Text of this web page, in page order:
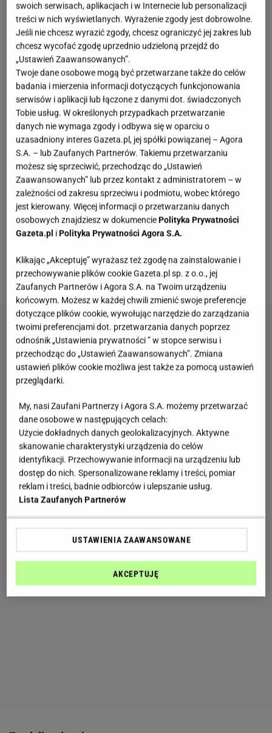
Wekowanie to proces pasteryzacji żywności. Dzięki
niemu można przedłużyć przydatność do spożycia
wielu gotowych potraw czy przetworów. Polega on
na konserwowaniu produktów żywnościowych
poprzez gotowanie ich w wekach, czyli słojach z
wieczkiem i gumową uszczelką - stąd nazwa tego
procesu. Dziś częściej używa się do tego celu
zwykłych słoików z zakrętką typu twist-off.
Wekowanie przydaje się szczególnie, gdy brakuje
czasu na przygotowanie obiadu. Wystarczy sięgnąć
po słoik gotowego sosu bolońskiego albo fasolki po
bretońsku, by w kilka minut przyrządzić treściwe
danie. Często też zdarza się, że po świętach zostaje
sporo mięsa, z którym nie ma co zrobić. Wekowanie
uchroni je przed zmarnowaniem. Jak się za to
zabrać? Podpowiadamy.
swoich serwisach, aplikacjach i w Internecie lub personalizacji
treści w nich wyświetlanych. Wyrażenie zgody jest dobrowolne.
Jeśli nie chcesz wyrazić zgody, chcesz ograniczyć jej zakres lub
chcesz wycofać zgodę uprzednio udzieloną przejdź do
„Ustawień Zaawansowanych”.
Twoje dane osobowe mogą być przetwarzane także do celów
badania i mierzenia informacji dotyczących funkcjonowania
serwisów i aplikacji lub łączone z danymi dot. świadczonych
Tobie usług. W określonych przypadkach przetwarzanie
danych nie wymaga zgody i odbywa się w oparciu o
uzasadniony interes Gazeta.pl, jej spółki powiązanej – Agora
S.A. – lub Zaufanych Partnerów. Takiemu przetwarzaniu
możesz się sprzeciwić, przechodząc do „Ustawień
Zaawansowanych” lub przez kontakt z administratorem – w
zależności od zakresu sprzeciwu i podmiotu, wobec którego
jest kierowany. Więcej informacji o przetwarzaniu danych
osobowych znajdziesz w dokumenciePolityka Prywatności
Gazeta.pl iPolityka Prywatności Agora S.A.
Klikając „Akceptuję” wyrażasz też zgodę na zainstalowanie i
przechowywanie plików cookie Gazeta.pl sp. z o.o., jej
Zaufanych Partnerów i Agora S.A. na Twoim urządzeniu
końcowym. Możesz w każdej chwili zmienić swoje preferencje
dotyczące plików cookie, wywołując narzędzie do zarządzania
twoimi preferencjami dot. przetwarzania danych poprzez
odnośnik „Ustawienia prywatności ” w stopce serwisu i
przechodząc do „Ustawień Zaawansowanych”. Zmiana
ustawień plików cookie możliwa jest także za pomocą ustawień
przeglądarki.
My, nasi Zaufani Partnerzy i Agora S.A. możemy przetwarzać
dane osobowe w następujących celach:
Użycie dokładnych danych geolokalizacyjnych. Aktywne
skanowanie charakterystyki urządzenia do celów
identyfikacji. Przechowywanie informacji na urządzeniu lub
dostęp do nich. Spersonalizowane reklamy i treści, pomiar
reklam i treści, badnie odbiorców i ulepszanie usług.
Lista Zaufanych Partnerów
USTAWIENIA ZAAWANSOWANE
AKCEPTUJĘ